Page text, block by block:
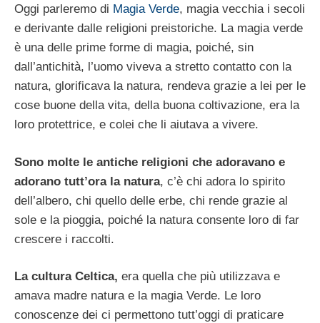
Oggi parleremo di Magia Verde, magia vecchia i secoli
e derivante dalle religioni preistoriche. La magia verde
è una delle prime forme di magia, poiché, sin
dall’antichità, l’uomo viveva a stretto contatto con la
natura, glorificava la natura, rendeva grazie a lei per le
cose buone della vita, della buona coltivazione, era la
loro protettrice, e colei che li aiutava a vivere.
Sono molte le antiche religioni che adoravano e
adorano tutt’ora la natura, c’è chi adora lo spirito
dell’albero, chi quello delle erbe, chi rende grazie al
sole e la pioggia, poiché la natura consente loro di far
crescere i raccolti.
La cultura Celtica, era quella che più utilizzava e
amava madre natura e la magia Verde. Le loro
conoscenze dei ci permettono tutt’oggi di praticare